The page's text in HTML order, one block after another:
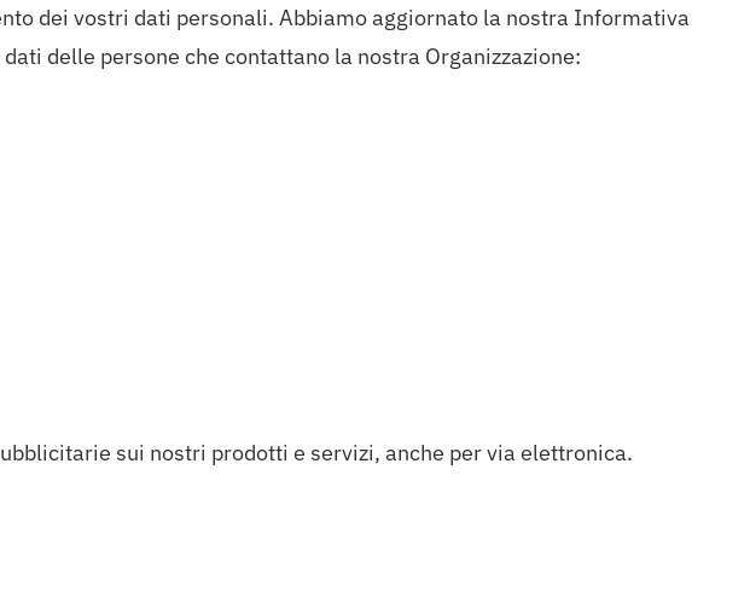
dei vostri dati personali. Abbiamo aggiornato la nostra Informativa
delle persone che contattano la nostra Organizzazione:
sui nostri prodotti e servizi, anche per via elettronica.